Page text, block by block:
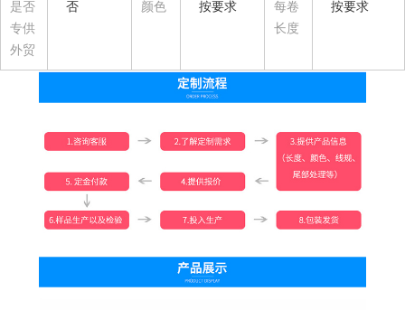
是否
专供
外贸
否 颜色 按要求
每卷
长度
按要求